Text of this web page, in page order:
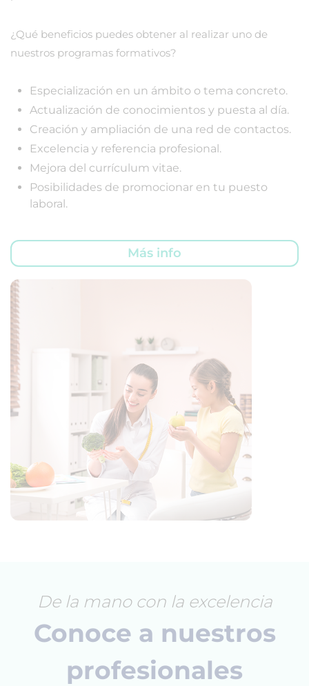
¿Qué beneficios puedes obtener al realizar uno de
nuestros programas formativos?
Especialización en un ámbito o tema concreto.
Actualización de conocimientos y puesta al día.
Creación y ampliación de una red de contactos.
Excelencia y referencia profesional.
Mejora del currículum vitae.
Posibilidades de promocionar en tu puesto
laboral.
Más info
De la mano con la excelencia
Conoce a nuestros
profesionales